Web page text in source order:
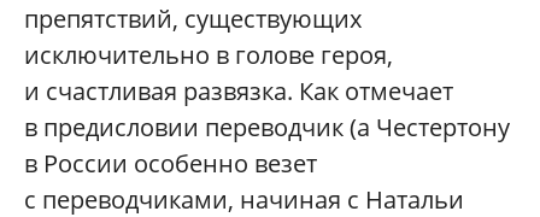
препятствий, существующих
исключительно в голове героя,
и счастливая развязка. Как отмечает
в предисловии переводчик (а Честертону
в России особенно везет
с переводчиками, начиная с Натальи